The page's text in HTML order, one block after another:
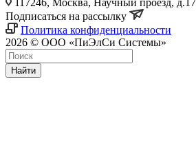
Подписаться на рассылку
Политика конфиденциальности
2026 © ООО «ПиЭлСи Системы»
Найти